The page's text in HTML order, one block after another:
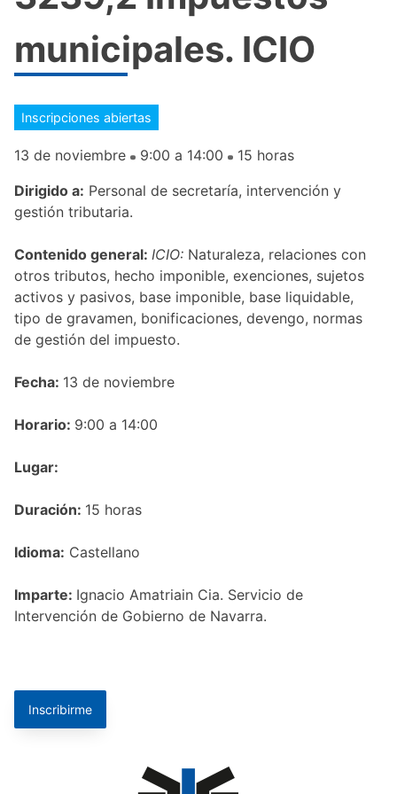
municipales. ICIO
Inscripciones abiertas
13 de noviembre 9:00 a 14:00
15 horas
Dirigido a: Personal de secretaría, intervención y
gestión tributaria.
Contenido general: ICIO: Naturaleza, relaciones con
otros tributos, hecho imponible, exenciones, sujetos
activos y pasivos, base imponible, base liquidable,
tipo de gravamen, bonificaciones, devengo, normas
de gestión del impuesto.
Fecha: 13 de noviembre
Horario: 9:00 a 14:00
Lugar:
Duración: 15 horas
Idioma: Castellano
Imparte: Ignacio Amatriain Cia. Servicio de
Intervención de Gobierno de Navarra.
Inscribirme